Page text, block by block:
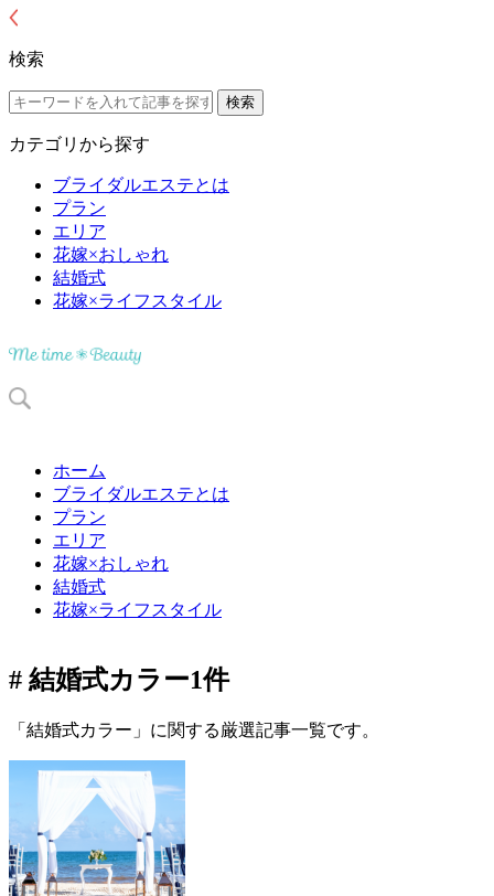
検索
カテゴリから探す
ブライダルエステとは
プラン
エリア
花嫁×おしゃれ
結婚式
花嫁×ライフスタイル
ホーム
ブライダルエステとは
プラン
エリア
花嫁×おしゃれ
結婚式
花嫁×ライフスタイル
# 結婚式カラー1件
「結婚式カラー」に関する厳選記事一覧です。